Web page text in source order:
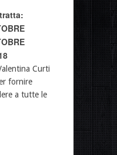
Curti
fornire
a tutte le